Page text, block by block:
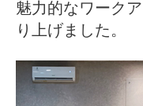
魅力的なワーク
り上げました。